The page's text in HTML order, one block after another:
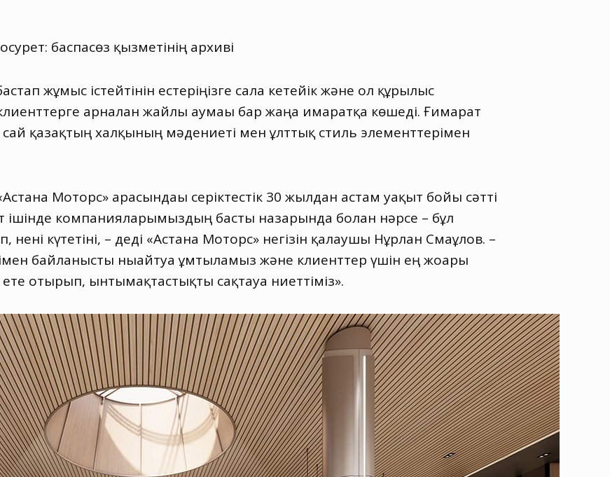
баспасөз қызметінің архиві
жұмыс істейтінін естеріңізге сала кетейік және ол құрылыс
арналған жайлы аумағы бар жаңа ғимаратқа көшеді. Ғимарат
сай қазақтың халқының мәдениеті мен ұлттық стиль элементтерімен
Моторс» арасындағы серіктестік 30 жылдан астам уақыт бойы сәтті
ішінде компанияларымыздың басты назарында болған нәрсе – бұл
күтетіні, – деді «Астана Моторс» негізін қалаушы Нұрлан Смағұлов. –
байланысты нығайтуға ұмтыламыз және клиенттер үшін ең жоғарғы
отырып, ынтымақтастықты сақтауға ниеттіміз».